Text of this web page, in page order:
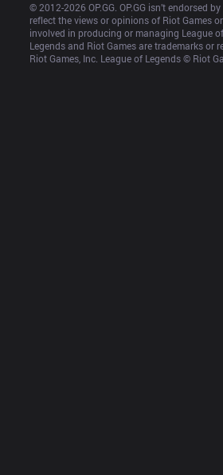
© 2012-2026 OP.GG. OP.GG isn’t endorsed
reflect the views or opinions of Riot Games
involved in producing or managing League
Legends and Riot Games are trademarks or
Riot Games, Inc. League of Legends © Riot